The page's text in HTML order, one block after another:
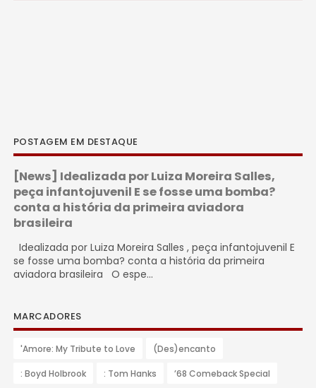
POSTAGEM EM DESTAQUE
[News] Idealizada por Luiza Moreira Salles,
peça infantojuvenil E se fosse uma bomba?
conta a história da primeira aviadora
brasileira
Idealizada por Luiza Moreira Salles , peça infantojuvenil E
se fosse uma bomba? conta a história da primeira
aviadora brasileira O espe...
MARCADORES
'Amore: My Tribute to Love (Des)encanto
: Boyd Holbrook : Tom Hanks ’68 Comeback Special